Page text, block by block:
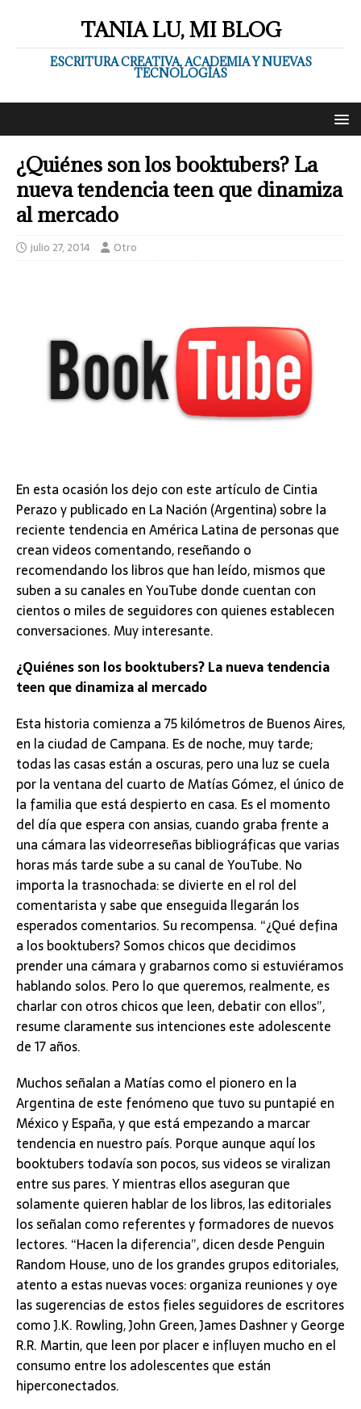
TANIA LU, MI BLOG
ESCRITURA CREATIVA, ACADEMIA Y NUEVAS
TECNOLOGÍAS
¿Quiénes son los booktubers? La
nueva tendencia teen que dinamiza
al mercado
julio 27, 2014 Otro
En esta ocasión los dejo con este artículo de Cintia
Perazo y publicado en La Nación (Argentina) sobre la
reciente tendencia en América Latina de personas que
crean videos comentando, reseñando o
recomendando los libros que han leído, mismos que
suben a su canales en YouTube donde cuentan con
cientos o miles de seguidores con quienes establecen
conversaciones. Muy interesante.
¿Quiénes son los booktubers? La nueva tendencia
teen que dinamiza al mercado
Esta historia comienza a 75 kilómetros de Buenos Aires,
en la ciudad de Campana. Es de noche, muy tarde;
todas las casas están a oscuras, pero una luz se cuela
por la ventana del cuarto de Matías Gómez, el único de
la familia que está despierto en casa. Es el momento
del día que espera con ansias, cuando graba frente a
una cámara las videorreseñas bibliográficas que varias
horas más tarde sube a su canal de YouTube. No
importa la trasnochada: se divierte en el rol del
comentarista y sabe que enseguida llegarán los
esperados comentarios. Su recompensa. “¿Qué defina
a los booktubers? Somos chicos que decidimos
prender una cámara y grabarnos como si estuviéramos
hablando solos. Pero lo que queremos, realmente, es
charlar con otros chicos que leen, debatir con ellos”,
resume claramente sus intenciones este adolescente
de 17 años.
Muchos señalan a Matías como el pionero en la
Argentina de este fenómeno que tuvo su puntapié en
México y España, y que está empezando a marcar
tendencia en nuestro país. Porque aunque aquí los
booktubers todavía son pocos, sus videos se viralizan
entre sus pares. Y mientras ellos aseguran que
solamente quieren hablar de los libros, las editoriales
los señalan como referentes y formadores de nuevos
lectores. “Hacen la diferencia”, dicen desde Penguin
Random House, uno de los grandes grupos editoriales,
atento a estas nuevas voces: organiza reuniones y oye
las sugerencias de estos fieles seguidores de escritores
como J.K. Rowling, John Green, James Dashner y George
R.R. Martin, que leen por placer e influyen mucho en el
consumo entre los adolescentes que están
hiperconectados.